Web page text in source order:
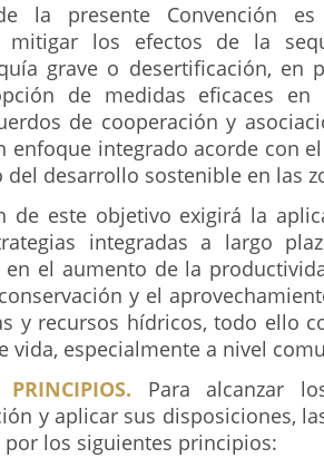
la presente Convención
mitigar los efectos de la
grave o desertificación, en
de medidas eficaces en
de cooperación y
enfoque integrado acorde con
desarrollo sostenible en las
de este objetivo exigirá la
integradas a largo
en el aumento de la
y el
y recursos hídricos, todo ello
vida, especialmente a nivel
Para alcanzar
y aplicar sus disposiciones,
por los siguientes principios: